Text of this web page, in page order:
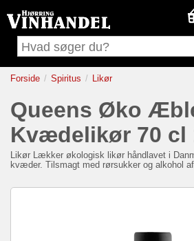
Forside Spiritus Likør
Queens Øko
Kvædelikør 70 cl
Likør Lækker økologisk likør håndlavet i
kvæder. Tilsmagt med rørsukker og alkohol